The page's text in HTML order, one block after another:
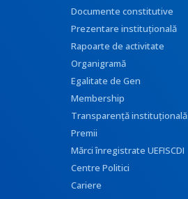
Documente constitutive
Prezentare instituţională
Rapoarte de activitate
Organigramă
Egalitate de Gen
Membership
Transparenţă instituţională
Premii
Mărci înregistrate UEFISCDI
Centre Politici
Cariere